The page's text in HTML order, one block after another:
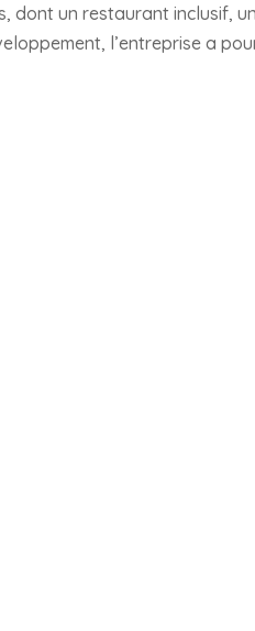
dont un restaurant inclusif,
l’entreprise a